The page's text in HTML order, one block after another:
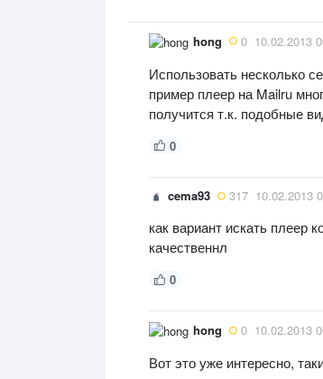
hong 0 10.02.2013
Использовать несколько
пример плеер на Mailru
получится т.к. подобные
0
cema93 317 10.02.2013
как вариант искать плеер
качественнл
0
hong 0 10.02.2013
Вот это уже интересно,